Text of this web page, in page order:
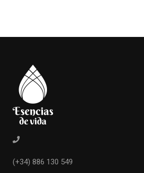
(+34) 886 130 549